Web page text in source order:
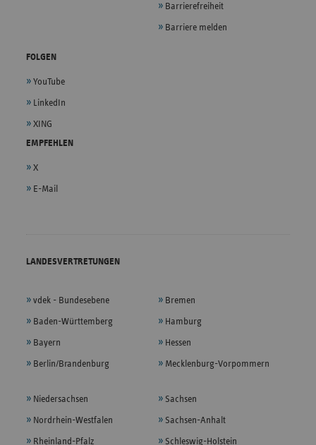
Barrierefreiheit
Barriere melden
FOLGEN
YouTube
LinkedIn
XING
EMPFEHLEN
X
E-Mail
LANDESVERTRETUNGEN
vdek - Bundesebene
Baden-Württemberg
Bayern
Berlin/Brandenburg
Bremen
Hamburg
Hessen
Mecklenburg-Vorpommern
Niedersachsen
Nordrhein-Westfalen
Rheinland-Pfalz
Sachsen
Sachsen-Anhalt
Schleswig-Holstein